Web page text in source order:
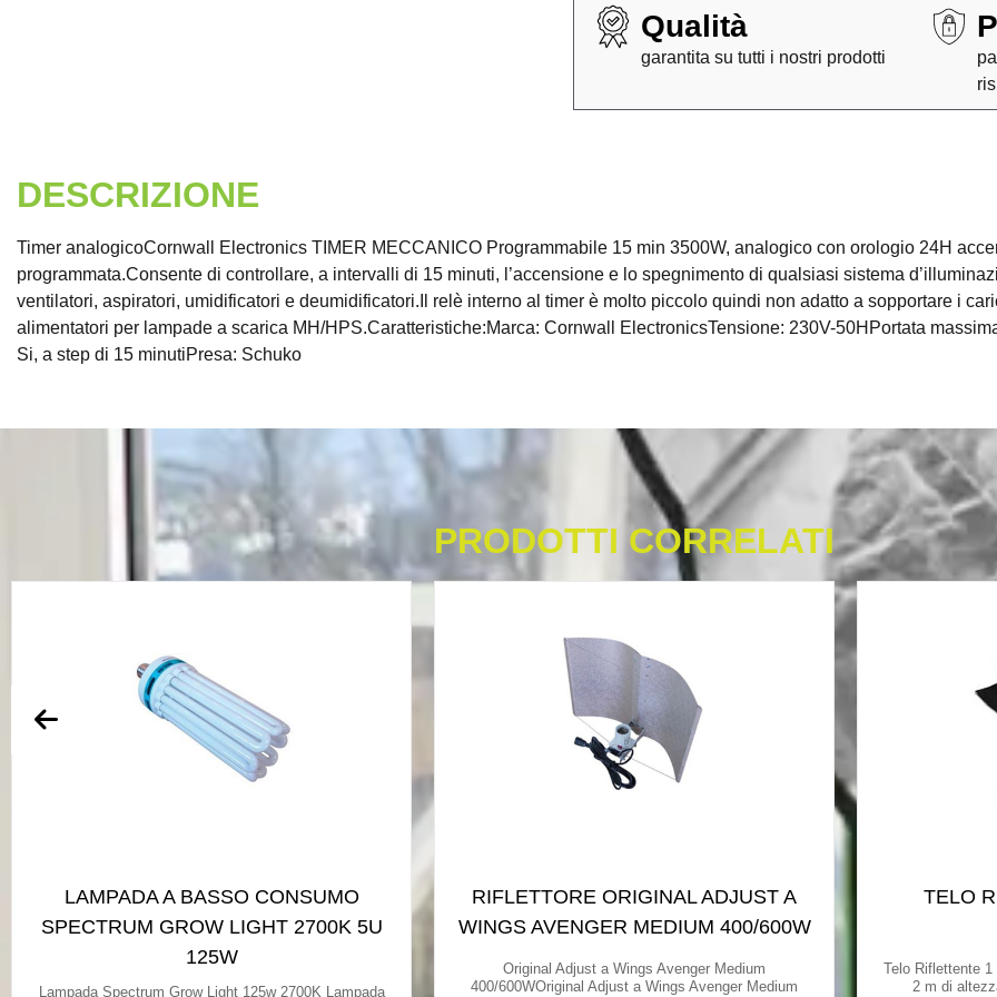
Qualità
garantita su tutti i nostri prodotti
DESCRIZIONE
Timer analogicoCornwall Electronics TIMER MECCANICO Programmabile 15 min 3500W, analogico con orologio 24H
programmata.Consente di controllare, a intervalli di 15 minuti, l’accensione e lo spegnimento di qualsiasi sistema
ventilatori, aspiratori, umidificatori e deumidificatori.Il relè interno al timer è molto piccolo quindi non adatto a sopportare i
alimentatori per lampade a scarica MH/HPS.Caratteristiche:Marca: Cornwall ElectronicsTensione: 230V-50HPortata
Si, a step di 15 minutiPresa: Schuko
PRODOTTI CORRELATI
LAMPADA A BASSO CONSUMO
SPECTRUM GROW LIGHT 2700K 5U
125W
Lampada Spectrum Grow Light 125w 2700K Lampada
RIFLETTORE ORIGINAL ADJUST A
WINGS AVENGER MEDIUM 400/600W
Original Adjust a Wings Avenger Medium
400/600WOriginal Adjust a Wings Avenger Medium
TELO
Telo Riflettente
2 m di